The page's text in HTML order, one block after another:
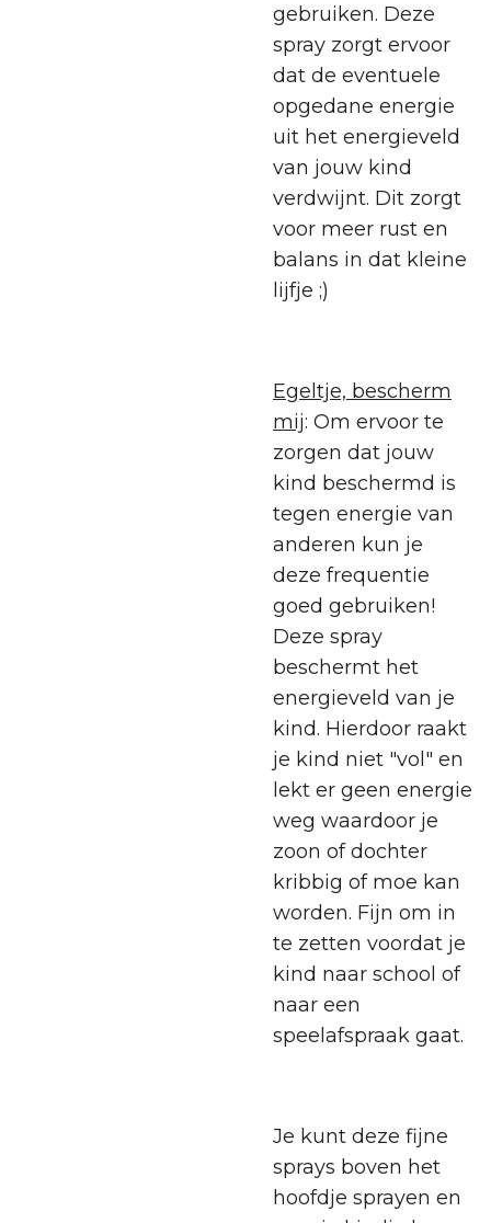
gebruiken. Deze
spray zorgt ervoor
dat de eventuele
opgedane energie
uit het energieveld
van jouw kind
verdwijnt. Dit zorgt
voor meer rust en
balans in dat kleine
lijfje ;)
Egeltje, bescherm
mij: Om ervoor te
zorgen dat jouw
kind beschermd is
tegen energie van
anderen kun je
deze frequentie
goed gebruiken!
Deze spray
beschermt het
energieveld van je
kind. Hierdoor raakt
je kind niet "vol" en
lekt er geen energie
weg waardoor je
zoon of dochter
kribbig of moe kan
worden. Fijn om in
te zetten voordat je
kind naar school of
naar een
speelafspraak gaat.
Je kunt deze fijne
sprays boven het
hoofdje sprayen en